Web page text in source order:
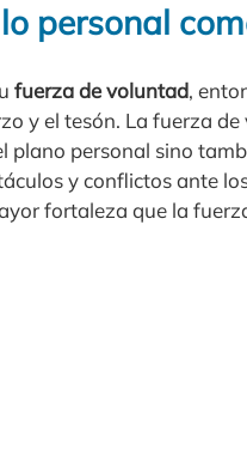
personal
fuerza de voluntad,
y el tesón. La fuerza
plano personal sino
y conflictos ante
fortaleza que la